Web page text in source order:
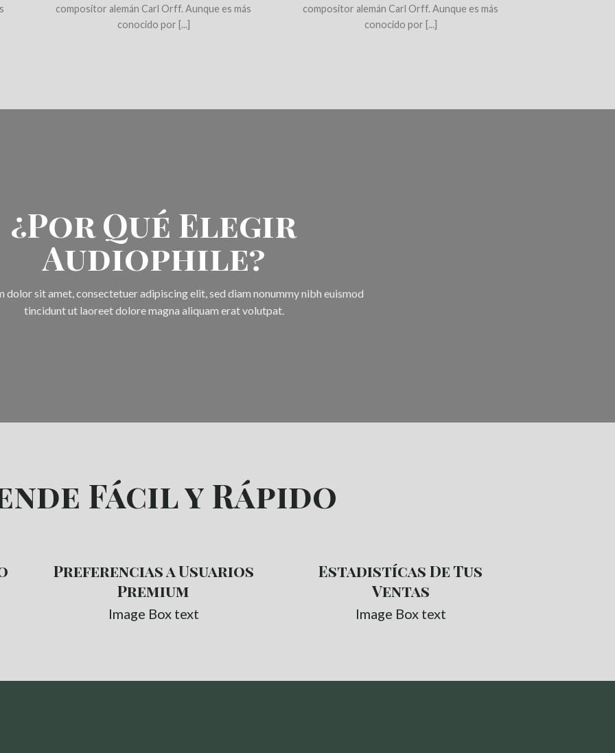
compositor alemán Carl Orff. Aunque es más
conocido por [...]
compositor alemán Carl Orff. Aunque es más
conocido por [...]
¿Por Qué Elegir
Audiophile?
dolor sit amet, consectetuer adipiscing elit, sed diam nonummy nibh euismod
tincidunt ut laoreet dolore magna aliquam erat volutpat.
Fácil y Rápido
Preferencias a Usuarios
Premium
Image Box text
Estadistícas De Tus
Ventas
Image Box text